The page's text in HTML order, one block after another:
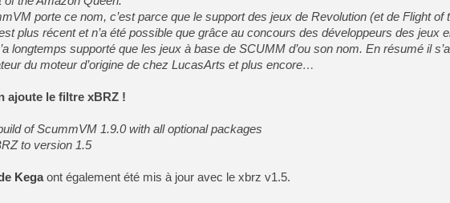
[GK] Oubliez Crazy Taxi,
[LS] [Switch] NSZ 5.0.0
[GK] No More Room in
[GK] Un chatbot Atelier
[GK] Mémoire cash -
[GK] Nvidia : le prix des
[GK] Suikoden Star Leap
[Mo5] La mini borne
[GK] Le studio de FIFA
[GK] La PlayStation 1 en
porte ce nom, c’est parce que le support des jeux de Revolution (et de Flight of
plus récent et n’a été possible que grâce au concours des développeurs des jeux
longtemps supporté que les jeux à base de SCUMM d’ou son nom. En résumé il
du moteur d’origine de chez LucasArts et plus encore…
ajoute le filtre xBRZ !
of ScummVM 1.9.0 with all optional packages
to version 1.5
Kegaont également été mis à jour avec le xbrz v1.5.